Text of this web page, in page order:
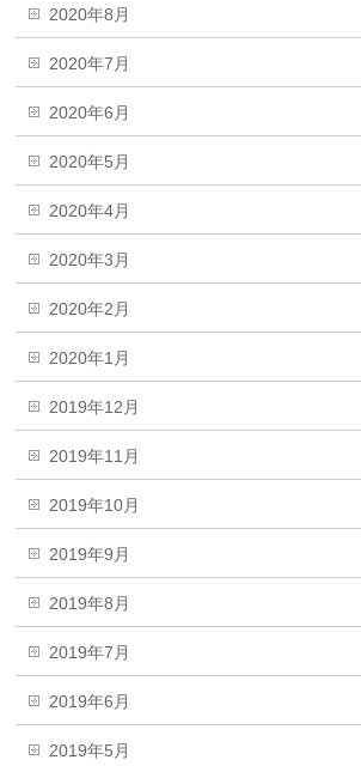
2020年8月
2020年7月
2020年6月
2020年5月
2020年4月
2020年3月
2020年2月
2020年1月
2019年12月
2019年11月
2019年10月
2019年9月
2019年8月
2019年7月
2019年6月
2019年5月